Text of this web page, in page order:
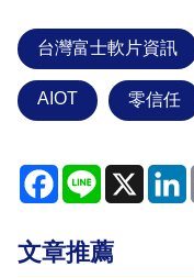
台灣富士軟片資訊
AIOT 零信任
Facebook
Line X
文章推薦